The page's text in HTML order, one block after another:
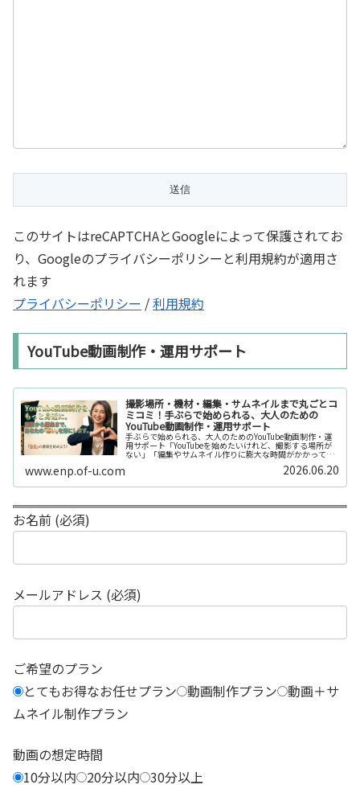
このサイトはreCAPTCHAとGoogleによって保護されてお
り、Googleのプライバシーポリシーと利用規約が適用さ
れます
プライバシーポリシー /利用規約
YouTube動画制作・運用サポート
撮影場所・機材・編集・サムネイルまで丸ごとコ
ミコミ！手ぶらで始められる、大人のための
YouTube動画制作・運用サポート
手ぶらで始められる、大人のためのYouTube動画制作・運
用サポート「YouTubeを始めたいけれど、撮影する場所が
ない」「編集やサムネイル作りに膨大な時間がかかって長
続きしない」「機材を揃えるだけで何万円もかかってしま
www.enp.of-u.com 2026.06.20
お名前 (必須)
メールアドレス (必須)
ご希望のプラン
とてもお得なお任せプラン 動画制作プラン 動画＋サ
ムネイル制作プラン
動画の想定時間
10分以内
20分以内 30分以上